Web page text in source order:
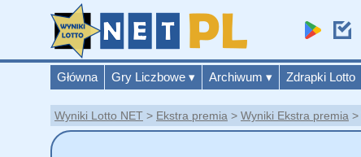
Główna Gry Liczbowe ▾ Archiwum ▾ Zdrapki Lotto
Wyniki Lotto NET Ekstra premia Wyniki Ekstra premia